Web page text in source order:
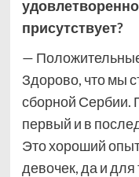
присутствует?
—
Здорово, что мы
сборной Сербии.
первый и в
Это хороший
девочек, да и